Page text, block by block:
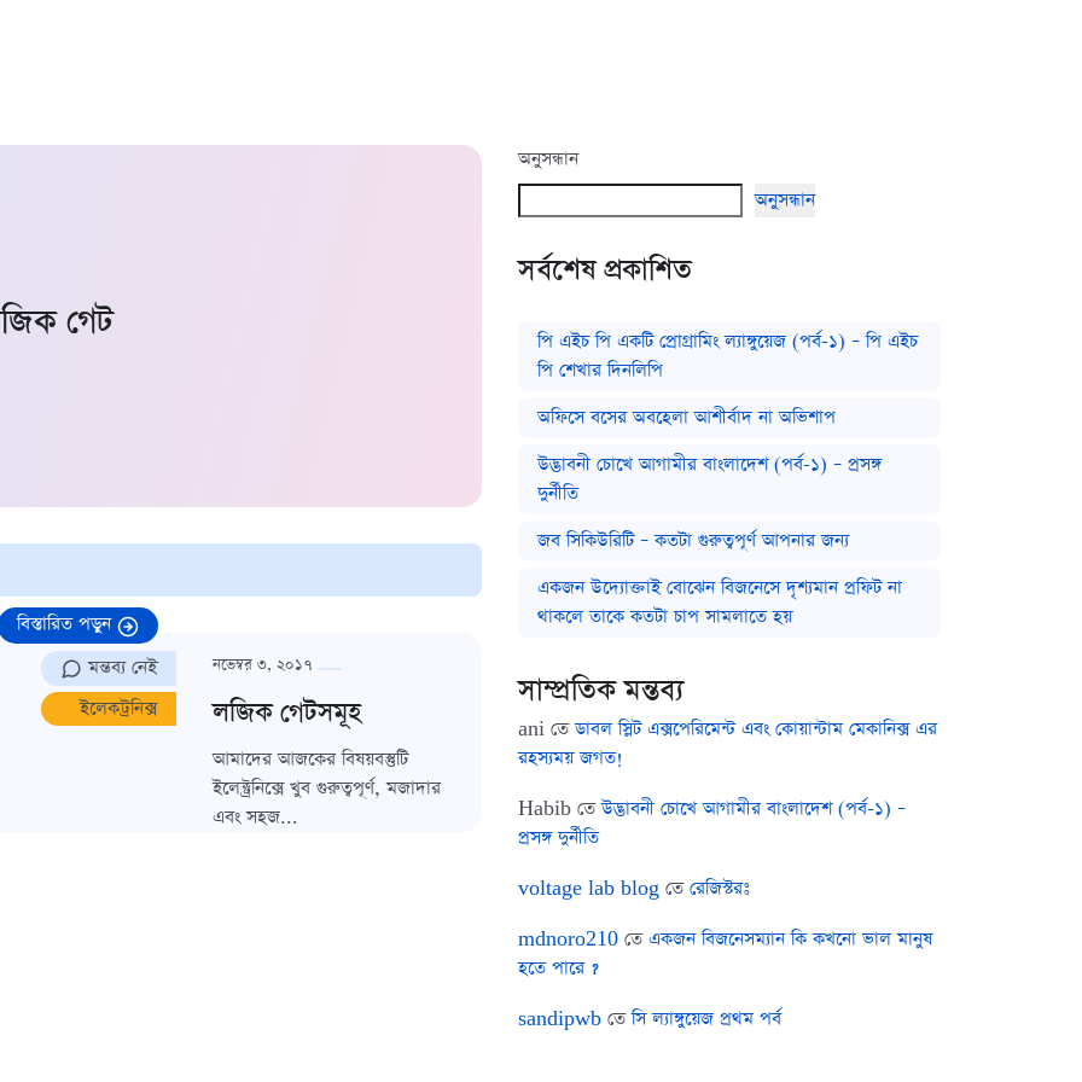
গেট
মন্তব্য নেই
ইলেকট্রনিক্স
বিস্তারিত পড়ুন
নভেম্বর ৩, ২০১৭
লজিক গেটসমূহ
আমাদের আজকের বিষয়বস্তুটি
ইলেক্ট্রনিক্সে খুব গুরুত্বপূর্ণ, মজাদার
এবং সহজ...
অনুসন্ধান
অনুসন্ধান
সর্বশেষ প্রকাশিত
পি এইচ পি একটি প্রোগ্রামিং ল্যাঙ্গুয়েজ (পর্ব-১) – পি এইচ
পি শেখার দিনলিপি
অফিসে বসের অবহেলা আশীর্বাদ না অভিশাপ
উদ্ভাবনী চোখে আগামীর বাংলাদেশ (পর্ব-১) – প্রসঙ্গ
দুর্নীতি
জব সিকিউরিটি – কতটা গুরুত্বপূর্ণ আপনার জন্য
একজন উদ্যোক্তাই বোঝেন বিজনেসে দৃশ্যমান প্রফিট না
থাকলে তাকে কতটা চাপ সামলাতে হয়
সাম্প্রতিক মন্তব্য
ani তেডাবল স্লিট এক্সপেরিমেন্ট এবং কোয়ান্টাম মেকানিক্স এর
রহস্যময় জগত!
Habib তেউদ্ভাবনী চোখে আগামীর বাংলাদেশ (পর্ব-১) –
প্রসঙ্গ দুর্নীতি
voltage lab blog তেরেজিস্টরঃ
mdnoro210 তেএকজন বিজনেসম্যান কি কখনো ভাল মানুষ
হতে পারে ?
sandipwb তেসি ল্যাঙ্গুয়েজ প্রথম পর্ব